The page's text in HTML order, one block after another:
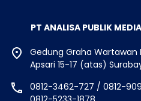
PT ANALISA PUBLIK MEDIA
Gedung Graha Wartawan
Apsari 15-17 (atas)
0812-3462-727 / 0812-